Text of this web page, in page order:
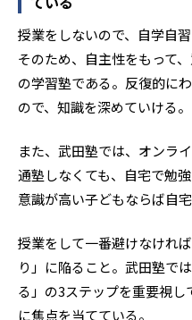
授業をしないので、自学自
そのため、自主性をもって
の学習塾である。反復的に
ので、知識を深めていける。
また、武田塾では、オンラ
通塾しなくても、自宅で勉
意識が高い子どもならば自
授業をして一番避けなけれ
り」に陥ること。武田塾で
る」の3ステップを重要視
に焦点を当てている。